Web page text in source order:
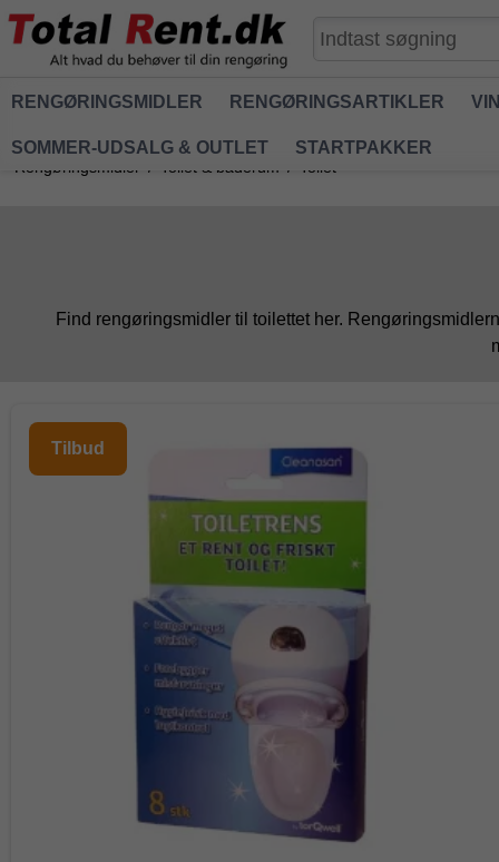
RENGØRINGSMIDLER RENGØRINGSARTIKLER
SOMMER-UDSALG & OUTLET STARTPAKKER
Rengøringsmidler / Toilet & baderum / Toilet
Find rengøringsmidler til toilettet her.
Tilbud